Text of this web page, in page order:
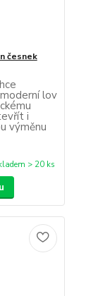
česnek
lov
i
výměnu
> 20 ks